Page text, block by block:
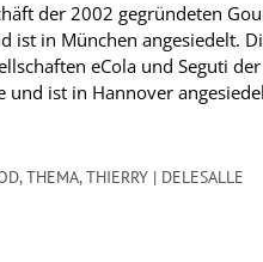
der 2002 gegründeten
in München angesiedelt.
eCola und Seguti
und ist in Hannover
,THEMA,THIERRY | DELESALLE